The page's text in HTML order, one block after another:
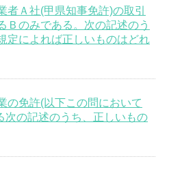
Ａ社(甲県知事免許)の取引
Ｂのみである。次の記述のう
定によれば正しいものはどれ
免許(以下この問において
次の記述のうち、正しいもの